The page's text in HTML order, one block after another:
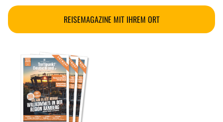
REISEMAGAZINE MIT IHREM ORT